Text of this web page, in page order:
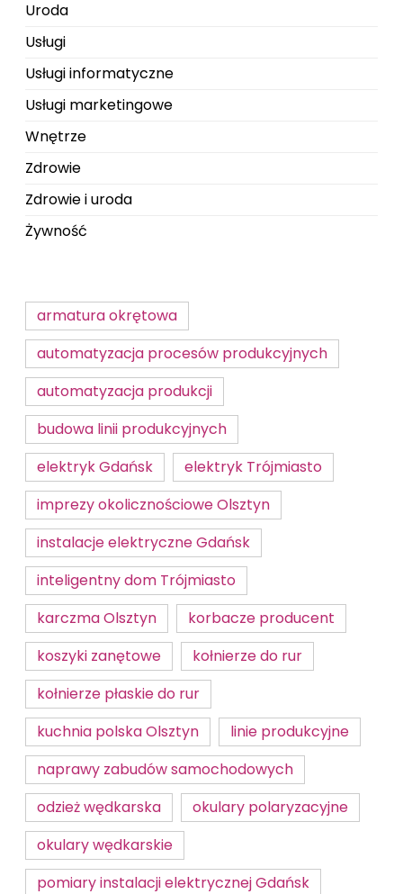
Uroda
Usługi
Usługi informatyczne
Usługi marketingowe
Wnętrze
Zdrowie
Zdrowie i uroda
Żywność
armatura okrętowa
automatyzacja procesów produkcyjnych
automatyzacja produkcji
budowa linii produkcyjnych
elektryk Gdańsk
elektryk Trójmiasto
imprezy okolicznościowe Olsztyn
instalacje elektryczne Gdańsk
inteligentny dom Trójmiasto
karczma Olsztyn
korbacze producent
koszyki zanętowe
kołnierze do rur
kołnierze płaskie do rur
kuchnia polska Olsztyn
linie produkcyjne
naprawy zabudów samochodowych
odzież wędkarska
okulary polaryzacyjne
okulary wędkarskie
pomiary instalacji elektrycznej Gdańsk